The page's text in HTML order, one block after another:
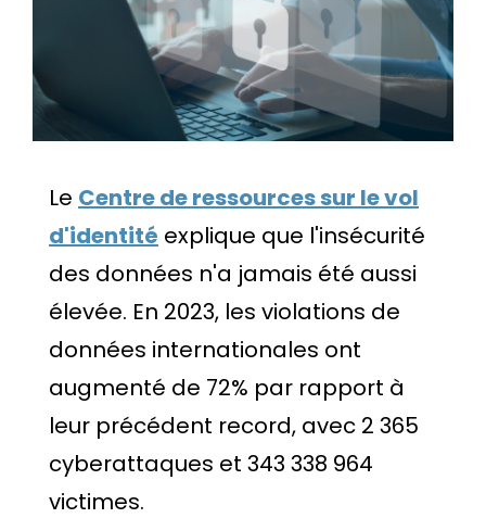
Le Centre de ressources sur le vol
d'identité explique que l'insécurité
des données n'a jamais été aussi
élevée. En 2023, les violations de
données internationales ont
augmenté de 72% par rapport à
leur précédent record, avec 2 365
cyberattaques et 343 338 964
victimes.